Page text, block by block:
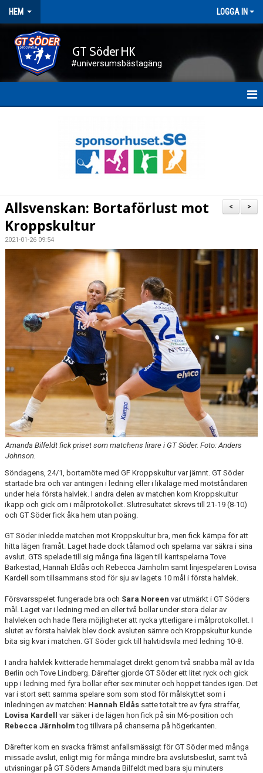
HEM LOGGA IN
GT Söder HK
#universumsbästagäng
KONTAKT
>
<
Allsvenskan: Bortaförlust mot
Kroppskultur
2021-01-26 09:54
Amanda Bilfeldt fick priset som matchens lirare i GT Söder. Foto: Anders
Johnson.
Söndagens, 24/1, bortamöte med GF Kroppskultur var jämnt. GT Söder
startade bra och var antingen i ledning eller i likaläge med motståndaren
under hela första halvlek. I andra delen av matchen kom Kroppskultur
ikapp och gick om i målprotokollet. Slutresultatet skrevs till 21-19 (8-10)
och GT Söder fick åka hem utan poäng.
GT Söder inledde matchen mot Kroppskultur bra, men fick kämpa för att
hitta lägen framåt. Laget hade dock tålamod och spelarna var säkra i sina
avslut. GTS spelade till sig många fina lägen till kantspelarna Tove
Barkestad, Hannah Eldås och Rebecca Järnholm samt linjespelaren Lovisa
Kardell som tillsammans stod för sju av lagets 10 mål i första halvlek.
Försvarsspelet fungerade bra och Sara Noreen var utmärkt i GT Söders
mål. Laget var i ledning med en eller två bollar under stora delar av
halvleken och hade flera möjligheter att rycka ytterligare i målprotokollet. I
slutet av första halvlek blev dock avsluten sämre och Kroppskultur kunde
bita sig kvar i matchen. GT Söder gick till halvtidsvila med ledning 10-8.
I andra halvlek kvitterade hemmalaget direkt genom två snabba mål av Ida
Berlin och Tove Lindberg. Därefter gjorde GT Söder ett litet ryck och gick
upp i ledning med fyra bollar efter sex minuter och hoppet tändes igen. Det
var i stort sett samma spelare som som stod för målskyttet som i
inledningen av matchen: Hannah Eldås satte totalt tre av fyra straffar,
Lovisa Kardell
var säker i de lägen hon fick på sin M6-position och
Rebecca Järnholm tog tillvara på chanserna på högerkanten.
Därefter kom en svacka främst anfallsmässigt för GT Söder med många
missade avslut, enligt mig för många mindre bra avslutsbeslut, samt två
utvisningar på GT Söders Amanda Bilfeldt med bara sju minuters